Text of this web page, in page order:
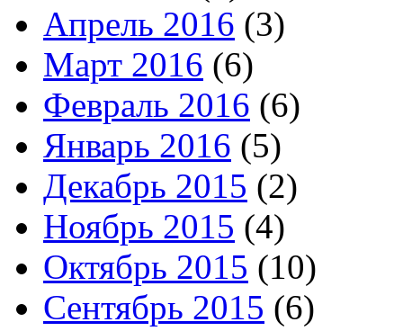
Апрель 2016 (3)
Март 2016 (6)
Февраль 2016 (6)
Январь 2016 (5)
Декабрь 2015 (2)
Ноябрь 2015 (4)
Октябрь 2015 (10)
Сентябрь 2015 (6)